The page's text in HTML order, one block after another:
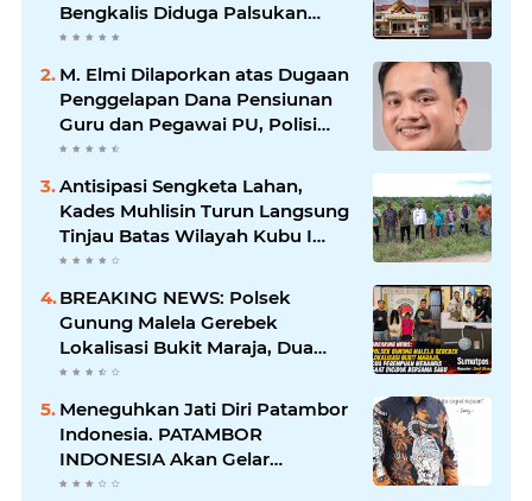
Bengkalis Diduga Palsukan
Barang Bukti Hingga Paksa
Warga Hadir di TKP
M. Elmi Dilaporkan atas Dugaan
Penggelapan Dana Pensiunan
Guru dan Pegawai PU, Polisi
Pastikan Proses Hukum
Berjalan
Antisipasi Sengketa Lahan,
Kades Muhlisin Turun Langsung
Tinjau Batas Wilayah Kubu I
yang Diduga Diserobot PT Jatim
BREAKING NEWS: Polsek
Gunung Malela Gerebek
Lokalisasi Bukit Maraja, Dua
Perempuan Menangis Saat
Diciduk Bersama Sabu
Meneguhkan Jati Diri Patambor
Indonesia. PATAMBOR
INDONESIA Akan Gelar
RAKERNAS II Di Jakarta.